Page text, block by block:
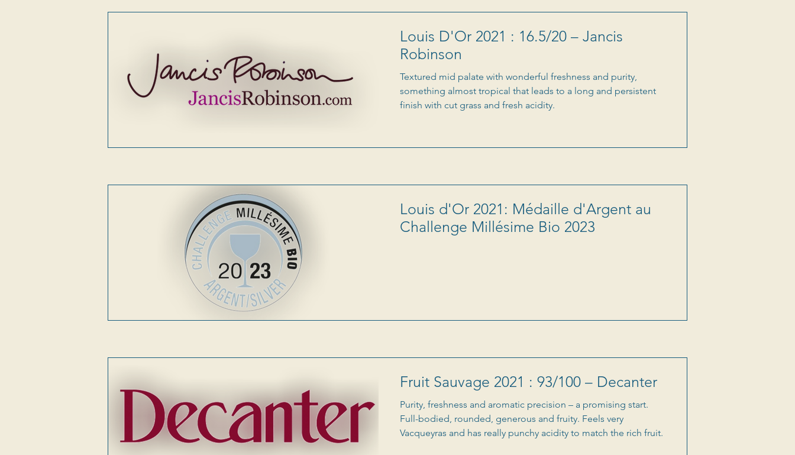
Louis D'Or 2021 : 16.5/20 – Jancis
Robinson
Textured mid palate with wonderful freshness and purity,
something almost tropical that leads to a long and persistent
finish with cut grass and fresh acidity.
Louis d'Or 2021: Médaille d'Argent au
Challenge Millésime Bio 2023
Fruit Sauvage 2021 : 93/100 – Decanter
Purity, freshness and aromatic precision – a promising start.
Full-bodied, rounded, generous and fruity. Feels very
Vacqueyras and has really punchy acidity to match the rich fruit.